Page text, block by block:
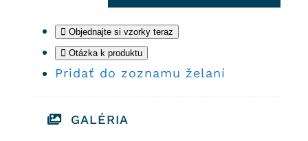
Cementové
dlaždice
312
Objednajte si vzorky teraz
Otázka k produktu
Pridať do zoznamu želaní
GALÉRIA